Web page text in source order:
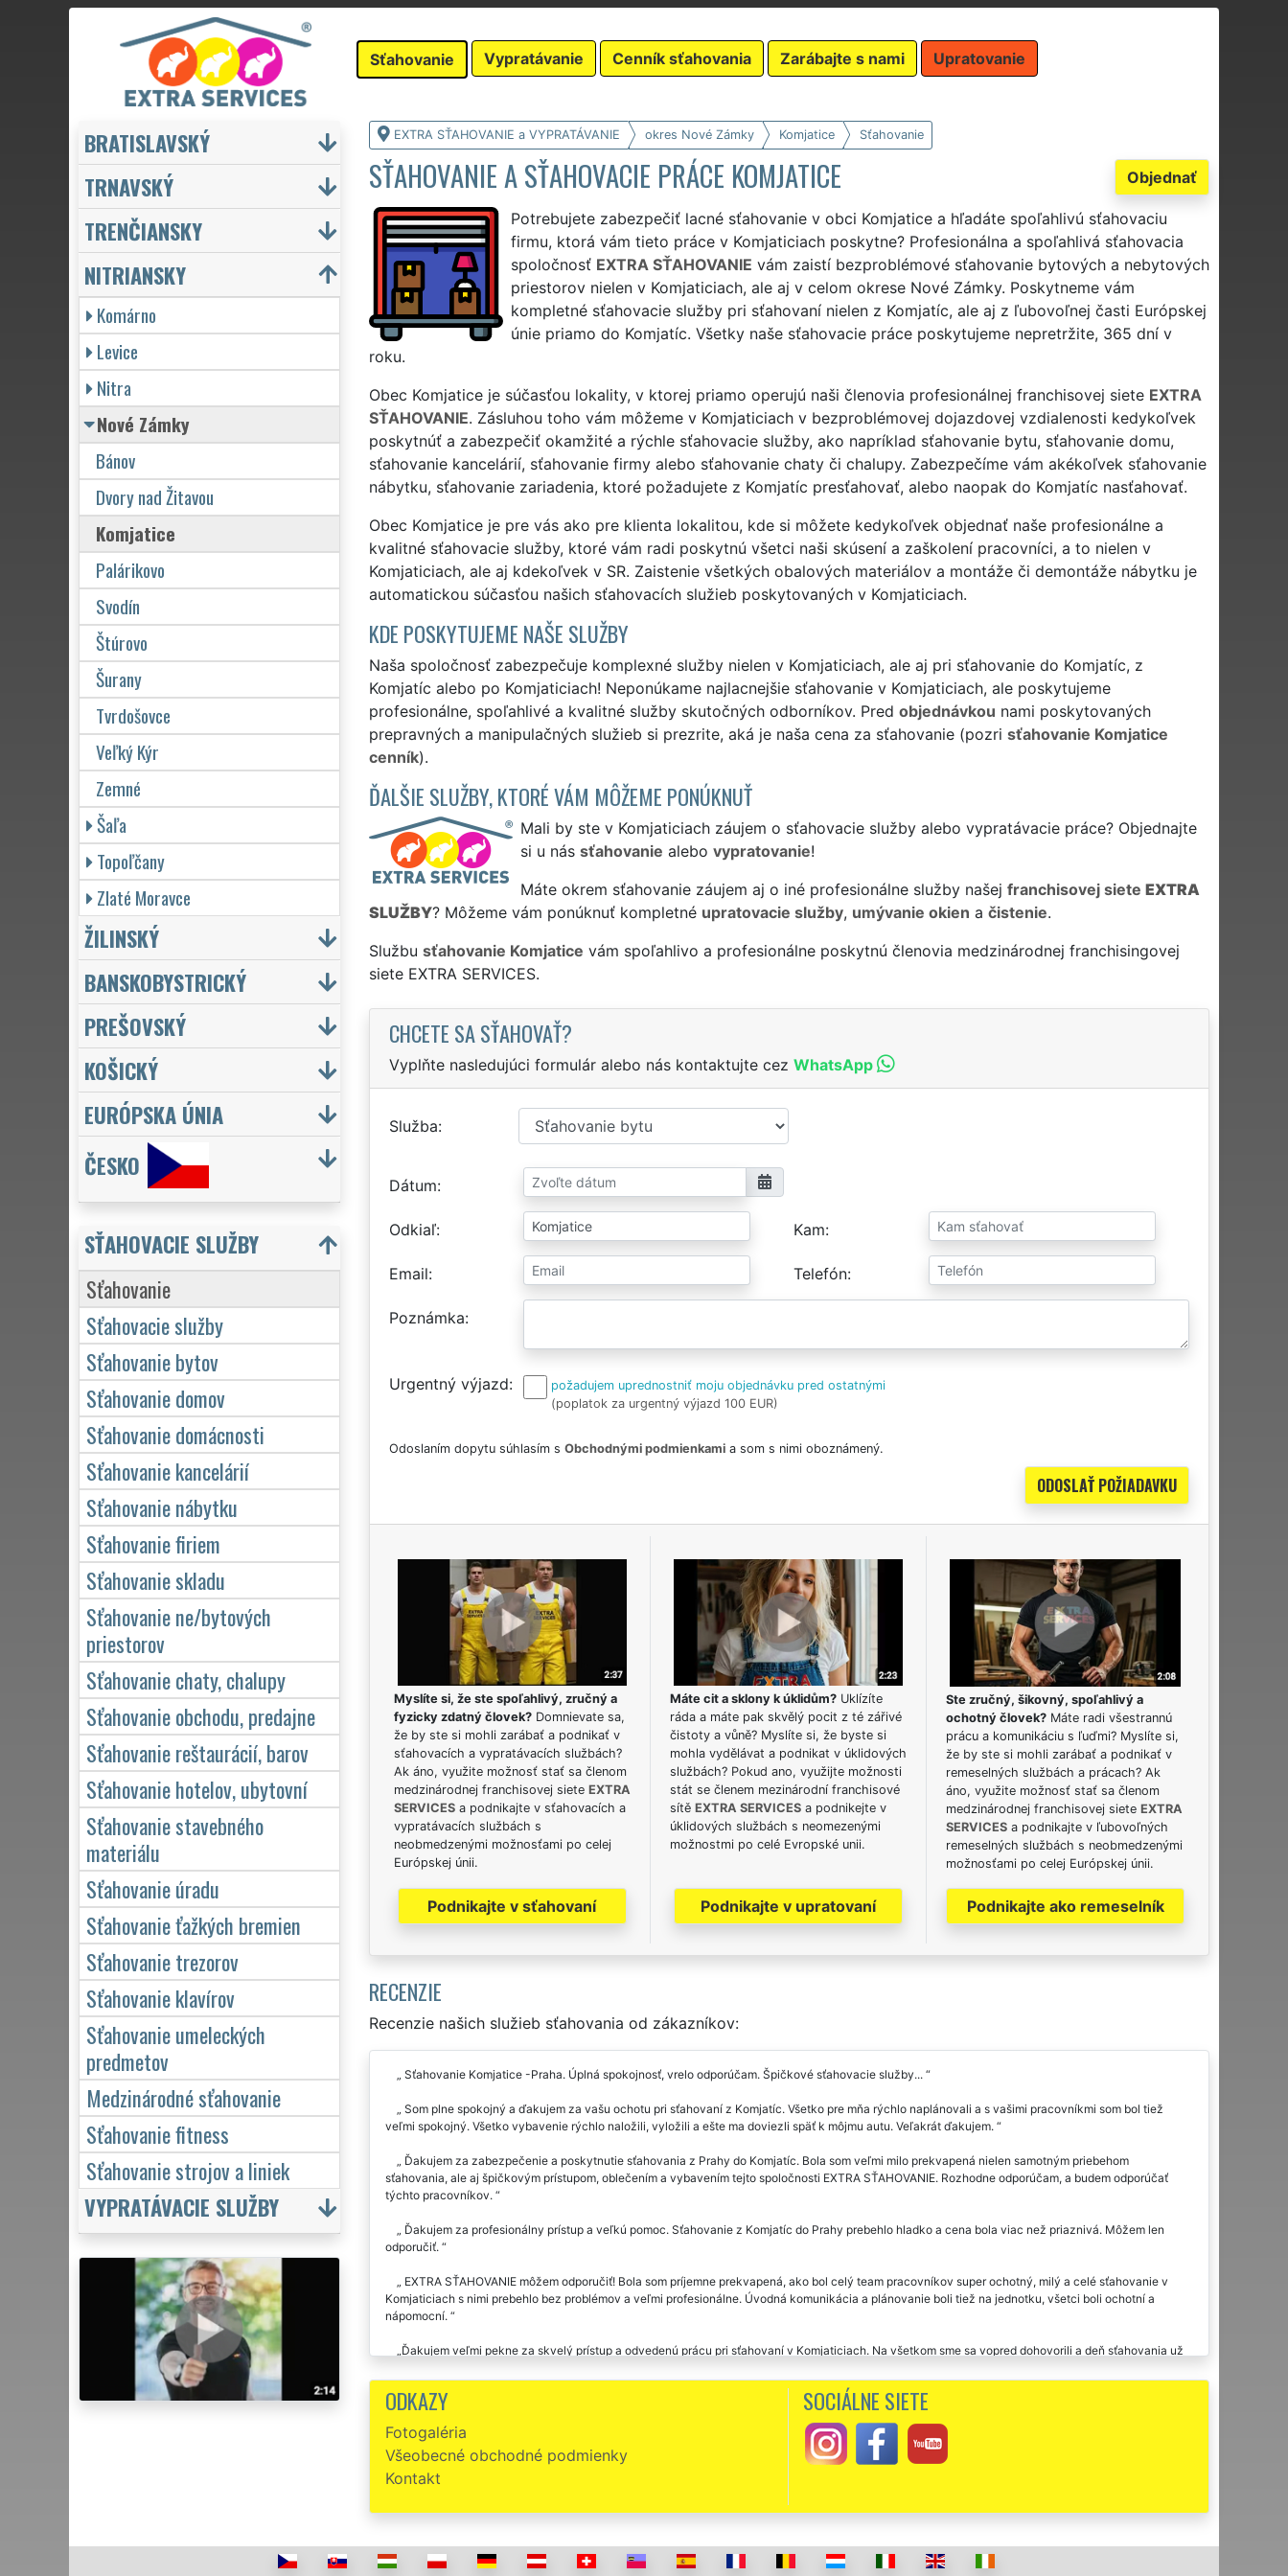
Sťahovanie Vypratávanie Cenník sťahovania Zarábajte s nami Upratovanie
EXTRA SŤAHOVANIE a VYPRATÁVANIE okres Nové Zámky Komjatice Sťahovanie
Objednať
SŤAHOVANIE A SŤAHOVACIE PRÁCE KOMJATICE
Potrebujete zabezpečiť lacné sťahovanie v obci Komjatice a hľadáte spoľahlivú sťahovaciu
firmu, ktorá vám tieto práce v Komjaticiach poskytne? Profesionálna a spoľahlivá sťahovacia
spoločnosť EXTRA SŤAHOVANIE vám zaistí bezproblémové sťahovanie bytových a nebytových
priestorov nielen v Komjaticiach, ale aj v celom okrese Nové Zámky. Poskytneme vám
kompletné sťahovacie služby pri sťahovaní nielen z Komjatíc, ale aj z ľubovoľnej časti Európskej
únie priamo do Komjatíc. Všetky naše sťahovacie práce poskytujeme nepretržite, 365 dní v
roku.
Obec Komjatice je súčasťou lokality, v ktorej priamo operujú naši členovia profesionálnej franchisovej siete EXTRA
SŤAHOVANIE. Zásluhou toho vám môžeme v Komjaticiach v bezproblémovej dojazdovej vzdialenosti kedykoľvek
poskytnúť a zabezpečiť okamžité a rýchle sťahovacie služby, ako napríklad sťahovanie bytu, sťahovanie domu,
sťahovanie kancelárií, sťahovanie firmy alebo sťahovanie chaty či chalupy. Zabezpečíme vám akékoľvek sťahovanie
nábytku, sťahovanie zariadenia, ktoré požadujete z Komjatíc presťahovať, alebo naopak do Komjatíc nasťahovať.
Obec Komjatice je pre vás ako pre klienta lokalitou, kde si môžete kedykoľvek objednať naše profesionálne a
kvalitné sťahovacie služby, ktoré vám radi poskytnú všetci naši skúsení a zaškolení pracovníci, a to nielen v
Komjaticiach, ale aj kdekoľvek v SR. Zaistenie všetkých obalových materiálov a montáže či demontáže nábytku je
automatickou súčasťou našich sťahovacích služieb poskytovaných v Komjaticiach.
KDE POSKYTUJEME NAŠE SLUŽBY
Naša spoločnosť zabezpečuje komplexné služby nielen v Komjaticiach, ale aj pri sťahovanie do Komjatíc, z
Komjatíc alebo po Komjaticiach! Neponúkame najlacnejšie sťahovanie v Komjaticiach, ale poskytujeme
profesionálne, spoľahlivé a kvalitné služby skutočných odborníkov. Pred objednávkou nami poskytovaných
prepravných a manipulačných služieb si prezrite, aká je naša cena za sťahovanie (pozri sťahovanie Komjatice
cenník).
ĎALŠIE SLUŽBY, KTORÉ VÁM MÔŽEME PONÚKNUŤ
Mali by ste v Komjaticiach záujem o sťahovacie služby alebo vypratávacie práce? Objednajte
si u nás sťahovanie alebo vypratovanie!
Máte okrem sťahovanie záujem aj o iné profesionálne služby našej franchisovej siete EXTRA
SLUŽBY? Môžeme vám ponúknuť kompletné upratovacie služby, umývanie okien a čistenie.
Službu sťahovanie Komjatice vám spoľahlivo a profesionálne poskytnú členovia medzinárodnej franchisingovej
siete EXTRA SERVICES.
CHCETE SA SŤAHOVAŤ?
Vyplňte nasledujúci formulár alebo nás kontaktujte cez WhatsApp
Služba
Dátum
Odkiaľ Kam
Email Telefón
Poznámka
Urgentný výjazd
požadujem uprednostniť moju objednávku pred ostatnými
(poplatok za urgentný výjazd 100 EUR)
Odoslaním dopytu súhlasím s Obchodnými podmienkamia som s nimi oboznámený.
Myslíte si, že ste spoľahlivý, zručný a
fyzicky zdatný človek?Domnievate sa,
že by ste si mohli zarábať a podnikať v
sťahovacích a vypratávacích službách?
Ak áno, využite možnosť stať sa členom
medzinárodnej franchisovej siete EXTRA
SERVICESa podnikajte v sťahovacích a
vypratávacích službách s
neobmedzenými možnosťami po celej
Európskej únii.
Podnikajte v sťahovaní
Máte cit a sklony k úklidům?Uklízíte
ráda a máte pak skvělý pocit z té zářivé
čistoty a vůně? Myslíte si, že byste si
mohla vydělávat a podnikat v úklidových
službách? Pokud ano, využijte možnosti
stát se členem mezinárodní franchisové
sítě EXTRA SERVICESa podnikejte v
úklidových službách s neomezenými
možnostmi po celé Evropské unii.
Podnikajte v upratovaní
Ste zručný, šikovný, spoľahlivý a
ochotný človek? Máte radi všestrannú
prácu a komunikáciu s ľuďmi? Myslíte si,
že by ste si mohli zarábať a podnikať v
remeselných službách a prácach? Ak
áno, využite možnosť stať sa členom
medzinárodnej franchisovej siete EXTRA
SERVICES a podnikajte v ľubovoľných
remeselných službách s neobmedzenými
možnosťami po celej Európskej únii.
Podnikajte ako remeselník
RECENZIE
Recenzie našich služieb sťahovania od zákazníkov:
Sťahovanie Komjatice -Praha. Úplná spokojnosť, vrelo odporúčam. Špičkové sťahovacie služby...
Som plne spokojný a ďakujem za vašu ochotu pri sťahovaní z Komjatíc. Všetko pre mňa rýchlo naplánovali a s vašimi pracovníkmi som bol tiež
veľmi spokojný. Všetko vybavenie rýchlo naložili, vyložili a ešte ma doviezli späť k môjmu autu. Veľakrát ďakujem.
Ďakujem za zabezpečenie a poskytnutie sťahovania z Prahy do Komjatíc. Bola som veľmi milo prekvapená nielen samotným priebehom
sťahovania, ale aj špičkovým prístupom, oblečením a vybavením tejto spoločnosti EXTRA SŤAHOVANIE. Rozhodne odporúčam, a budem odporúčať
týchto pracovníkov.
Ďakujem za profesionálny prístup a veľkú pomoc. Sťahovanie z Komjatíc do Prahy prebehlo hladko a cena bola viac než priaznivá. Môžem len
odporučiť.
EXTRA SŤAHOVANIE môžem odporučiť! Bola som príjemne prekvapená, ako bol celý team pracovníkov super ochotný, milý a celé sťahovanie v
Komjaticiach s nimi prebehlo bez problémov a veľmi profesionálne. Úvodná komunikácia a plánovanie boli tiež na jednotku, všetci boli ochotní a
nápomocní.
Ďakujem veľmi pekne za skvelý prístup a odvedenú prácu pri sťahovaní v Komjaticiach. Na všetkom sme sa vopred dohovorili a deň sťahovania už
teda bolo odsťahované bez problémov, páni sú milí a v novom byte mi pomohli rozmiestniť väčšie kusy nábytku, ako som si priala.
Precízni, slušní, milí a veľmi ochotní. Skutočne môžem vrelo odporučiť. Už som v Komjaticiach využila dvakrát sťahovaciu službu tejto spoločnosti
EXTRA SŤAHOVANIE. Ich prístup k práci prekonal moje očakávania. Ešte raz vám touto cestou ďakujem za sťahovanie.
Sťahovanie Komjatice -Prešov. Veľká spokojnosť s presťahovaním i cenou. Ďakujem a odporúčam. Vďaka za vašu ochotu.
klientov. Určite odporúčam.
ODKAZY
Fotogaléria
Všeobecné obchodné podmienky
Kontakt
SOCIÁLNE SIETE
BRATISLAVSKÝ
TRNAVSKÝ
TRENČIANSKY
NITRIANSKY
Komárno
Levice
Nitra
Nové Zámky
Bánov
Dvory nad Žitavou
Komjatice
Palárikovo
Svodín
Štúrovo
Šurany
Tvrdošovce
Veľký Kýr
Zemné
Šaľa
Topoľčany
Zlaté Moravce
ŽILINSKÝ
BANSKOBYSTRICKÝ
PREŠOVSKÝ
KOŠICKÝ
EURÓPSKA ÚNIA
ČESKO
SŤAHOVACIE SLUŽBY
Sťahovanie
Sťahovacie služby
Sťahovanie bytov
Sťahovanie domov
Sťahovanie domácnosti
Sťahovanie kancelárií
Sťahovanie nábytku
Sťahovanie firiem
Sťahovanie skladu
Sťahovanie ne/bytových
priestorov
Sťahovanie chaty, chalupy
Sťahovanie obchodu, predajne
Sťahovanie reštaurácií, barov
Sťahovanie hotelov, ubytovní
Sťahovanie stavebného
materiálu
Sťahovanie úradu
Sťahovanie ťažkých bremien
Sťahovanie trezorov
Sťahovanie klavírov
Sťahovanie umeleckých
predmetov
Medzinárodné sťahovanie
Sťahovanie fitness
Sťahovanie strojov a liniek
VYPRATÁVACIE SLUŽBY